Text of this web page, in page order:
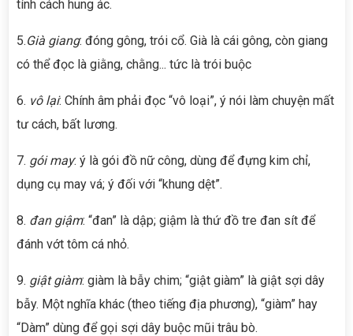
tính cách hung ác.
5.Già giang: đóng gông, trói cổ. Già là cái gông, còn giang
có thể đọc là giằng, chằng... tức là trói buộc
6. vô lại: Chính âm phải đọc “vô loại”, ý nói làm chuyện mất
tư cách, bất lương.
7. gói may: ý là gói đồ nữ công, dùng để đựng kim chỉ,
dụng cụ may vá; ý đối với “khung dệt”.
8. đan giậm: “đan” là dập; giậm là thứ đồ tre đan sít để
đánh vớt tôm cá nhỏ.
9. giật giàm: giàm là bẫy chim; “giật giàm” là giật sợi dây
bẫy. Một nghĩa khác (theo tiếng địa phương), “giàm” hay
“Dàm” dùng để gọi sợi dây buộc mũi trâu bò.